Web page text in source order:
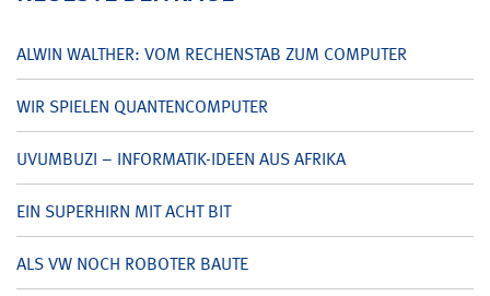
ALWIN WALTHER: VOM RECHENSTAB ZUM COMPUTER
WIR SPIELEN QUANTENCOMPUTER
UVUMBUZI – INFORMATIK-IDEEN AUS AFRIKA
EIN SUPERHIRN MIT ACHT BIT
ALS VW NOCH ROBOTER BAUTE